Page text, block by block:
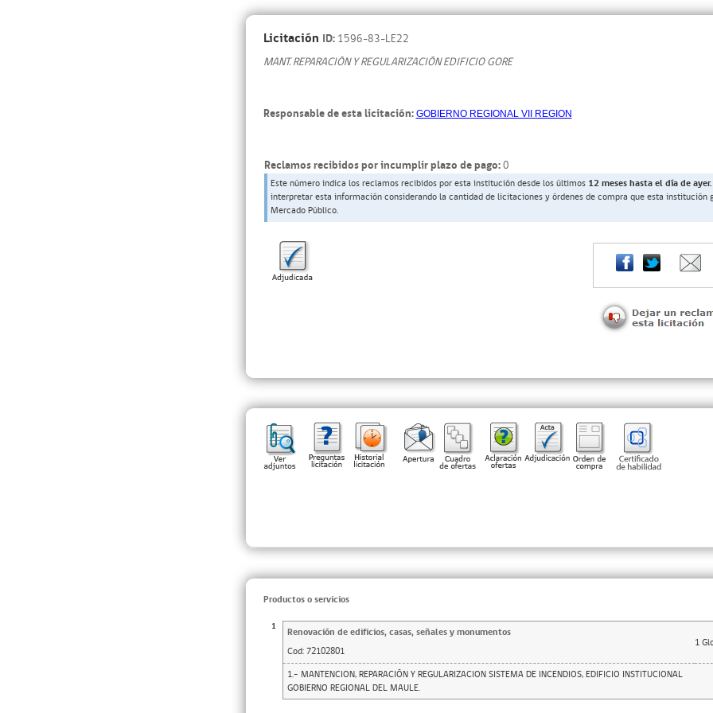
Licitación ID: 1596-83-LE22
MANT. REPARACIÓN Y REGULARIZACIÓN EDIFICIO GORE
Responsable de esta licitación:GOBIERNO REGIONAL VII REGION
Reclamos recibidos por incumplir plazo de pago:0
Este número indica los reclamos recibidos por esta institución desde los últimos 12 meses hasta el día de ayer.
interpretar esta información considerando la cantidad de licitaciones y órdenes de compra que esta institución
Mercado Público.
Productos o servicios
1 Renovación de edificios, casas, señales y monumentos
1
Cod: 72102801
1.- MANTENCION, REPARACIÓN Y REGULARIZACION SISTEMA DE INCENDIOS, EDIFICIO INSTITUCIONAL
GOBIERNO REGIONAL DEL MAULE.